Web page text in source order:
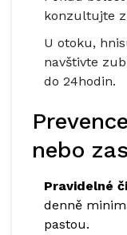
konzultujte
U otoku,
navštivte
do 24hodin.
nebo
Pravidelné
denně
pastou.